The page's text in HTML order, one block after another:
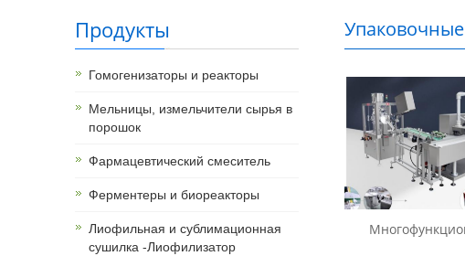
Продукты
Гомогенизаторы и реакторы
Мельницы, измельчители сырья в
порошок
Фармацевтический смеситель
Ферментеры и биореакторы
Лиофильная и сублимационная
сушилка -Лиофилизатор